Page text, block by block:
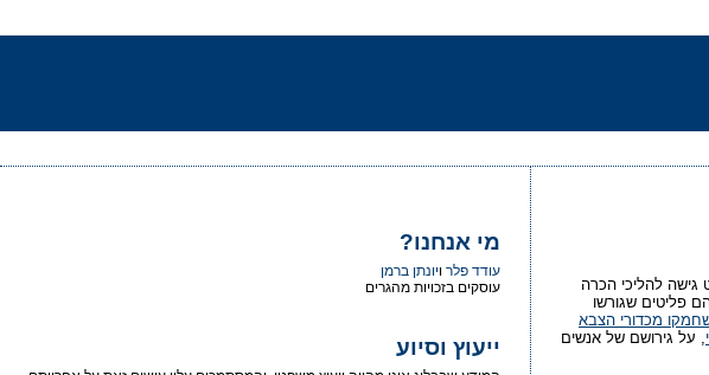
להליכי הכרה
פליטים שגורשו
מכדורי הצבא
, על גירושם של אנשים
מי אנחנו?
עודד פלר ויונתן ברמן
עוסקים בזכויות מהגרים
ייעוץ וסיוע